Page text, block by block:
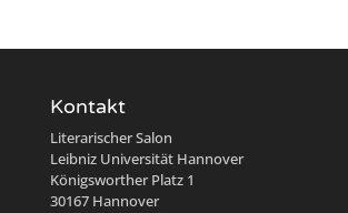
Kontakt
Literarischer Salon
Leibniz Universität Hannover
Königsworther Platz 1
30167 Hannover